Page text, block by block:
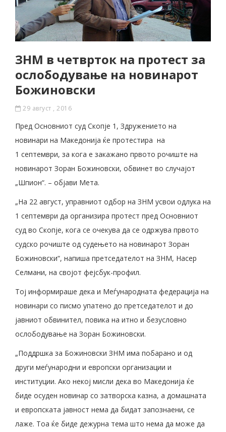
ЗНМ в четврток на протест за
ослободување на новинарот
Божиновски
29 август , 2016
Пред Основниот суд Скопје 1, Здружението на
новинари на Македонија ќе протестира на
1 септември, за кога е закажано првото рочиште на
новинарот Зоран Божиновски, обвинет во случајот
„Шпион“. – објави Мета.
„На 22 август, управниот одбор на ЗНМ усвои одлука на
1 септември да организира протест пред Основниот
суд во Скопје, кога се очекува да се одржува првото
судско рочиште од судењето на новинарот Зоран
Божиновски“, напиша претседателот на ЗНМ, Насер
Селмани, на својот фејсбук-профил.
Тој информираше дека и Меѓународната федерација на
новинари со писмо упатено до претседателот и до
јавниот обвинител, повика на итно и безусловно
ослободување на Зоран Божиновски.
„Поддршка за Божиновски ЗНМ има побарано и од
други меѓународни и европски организации и
институции. Ако некој мисли дека во Македонија ќе
биде осуден новинар со затворска казна, а домашната
и европската јавност нема да бидат запознаени, се
лаже. Тоа ќе биде дежурна тема што нема да може да